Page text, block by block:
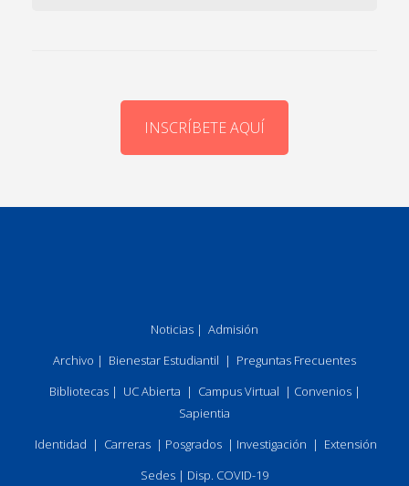
INSCRÍBETE AQUÍ
Noticias | Admisión
Archivo | Bienestar Estudiantil | Preguntas Frecuentes
Bibliotecas| UC Abierta | Campus Virtual | Convenios|
Sapientia
Identidad | Carreras | Posgrados | Investigación | Extensión
Sedes | Disp. COVID-19